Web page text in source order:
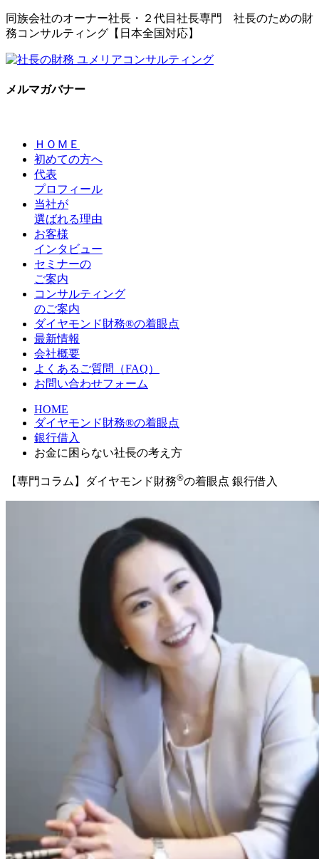
同族会社のオーナー社長・２代目社長専門 社長のための財
務コンサルティング【日本全国対応】
メルマガバナー
ＨＯＭＥ
初めての方へ
代表
プロフィール
当社が
選ばれる理由
お客様
インタビュー
セミナーの
ご案内
コンサルティング
のご案内
ダイヤモンド財務®の着眼点
最新情報
会社概要
よくあるご質問（FAQ）
お問い合わせフォーム
HOME
ダイヤモンド財務®の着眼点
銀行借入
お金に困らない社長の考え方
【専門コラム】ダイヤモンド財務®の着眼点 銀行借入